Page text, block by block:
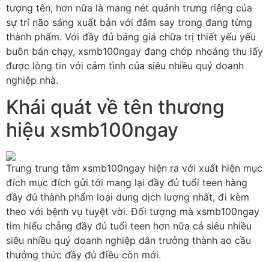
tượng tên, hơn nữa là mang nét quánh trưng riêng của
sự trí não sáng xuất bản với đắm say trong đang từng
thành phẩm. Với đầy đủ bảng giá chữa trị thiết yếu yếu
buôn bán chạy, xsmb100ngay đang chớp nhoáng thu lấy
được lòng tin với cảm tình của siêu nhiều quý doanh
nghiệp nhà.
Khái quát về tên thương
hiệu xsmb100ngay
Trung trung tâm xsmb100ngay hiện ra với xuất hiện mục
đích mục đích gửi tới mang lại đầy đủ tuổi teen hàng
đầy đủ thành phẩm loại dung dịch lượng nhất, đi kèm
theo với bệnh vụ tuyệt vời. Đối tượng mà xsmb100ngay
tìm hiểu chẳng đầy đủ tuổi teen hơn nữa cả siêu nhiều
siêu nhiều quý doanh nghiệp dân trưởng thành ao cầu
thưởng thức đầy đủ điều còn mới.